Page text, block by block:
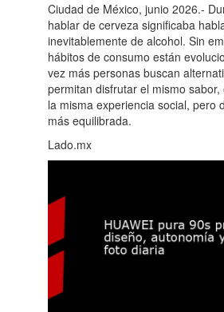
Ciudad de México, junio 2026.-
hablar de cerveza significaba
inevitablemente de alcohol. Sin
hábitos de consumo están
vez más personas buscan
permitan disfrutar el mismo
la misma experiencia social, pero
más equilibrada.
Lado.mx